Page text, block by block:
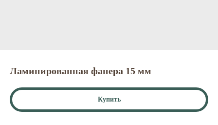
Ламинированная фанера 15 мм
Купить